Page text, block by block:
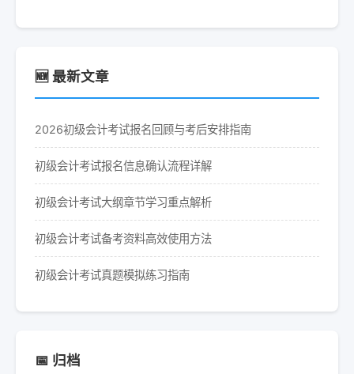
🆕 最新文章
2026初级会计考试报名回顾与考后安排指南
初级会计考试报名信息确认流程详解
初级会计考试大纲章节学习重点解析
初级会计考试备考资料高效使用方法
初级会计考试真题模拟练习指南
📅 归档